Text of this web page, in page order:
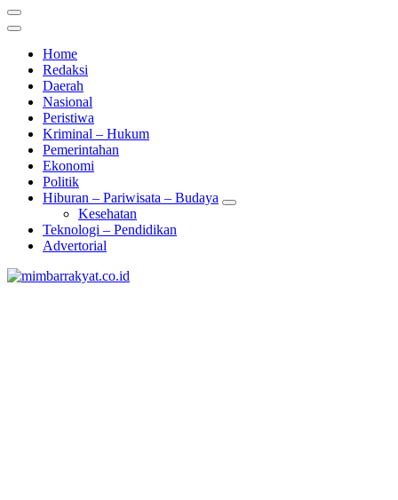
Home
Redaksi
Daerah
Nasional
Peristiwa
Kriminal – Hukum
Pemerintahan
Ekonomi
Politik
Hiburan – Pariwisata – Budaya
Kesehatan
Teknologi – Pendidikan
Advertorial